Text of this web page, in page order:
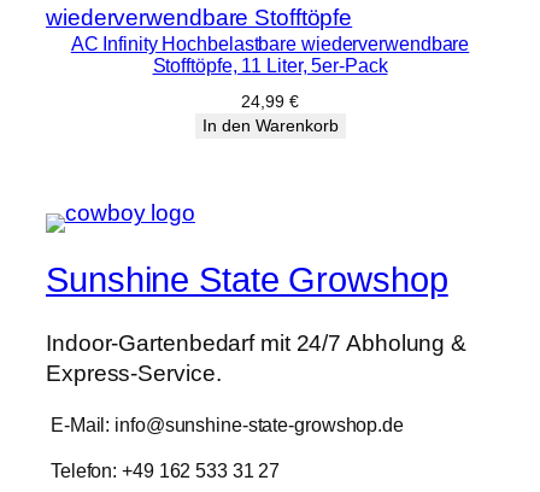
AC Infinity Hochbelastbare wiederverwendbare
Stofftöpfe, 11 Liter, 5er-Pack
24,99 €
In den Warenkorb
Sunshine State Growshop
Indoor-Gartenbedarf mit 24/7 Abholung &
Express-Service.
E-Mail: info@sunshine-state-growshop.de
Telefon: +49 162 533 31 27